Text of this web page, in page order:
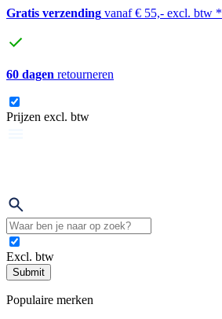
Gratis verzending vanaf € 55,- excl. btw *
60 dagen retourneren
Prijzen excl. btw
Excl. btw
Submit
Populaire merken